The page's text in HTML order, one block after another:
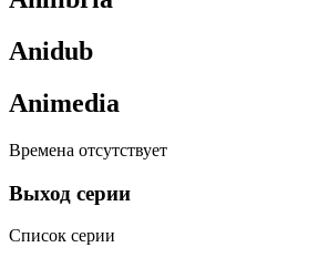
Anidub
Animedia
Времена отсутствует
Выход серии
Список серии